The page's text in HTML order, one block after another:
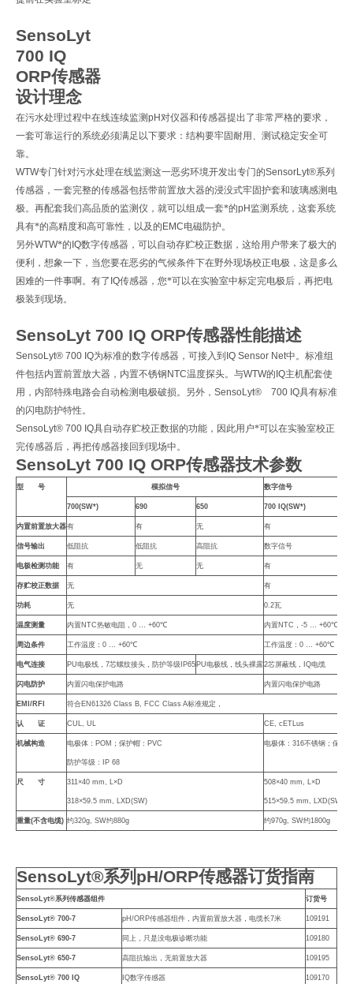
SensoLyt
700 IQ
ORP传感器
设计理念
在污水处理过程中在线连续监测pH对仪器和传感器提出了非常严格的要求，
一套可靠运行的系统必须满足以下要求：结构要牢固耐用、测试稳定安全可
靠。
WTW专门针对污水处理在线监测这一恶劣环境开发出专门的SensorLyt®系列
传感器，一套完整的传感器包括带前置放大器的浸没式牢固护套和玻璃感测电
极。再配套我们高品质的监测仪，就可以组成一套*的pH监测系统，这套系统
具有*的高精度和高可靠性，以及的EMC电磁防护。
另外WTW*的IQ数字传感器，可以自动存贮校正数据，这给用户带来了极大的
便利，想象一下，当您要在恶劣的气候条件下在野外现场校正电极，这是多么
困难的一件事啊。有了 IQ传感器，您*可以在实验室中标定完电极后，再把电
极装到现场。
SensoLyt 700 IQ ORP传感器性能描述
SensoLyt® 700 IQ为标准的数字传感器，可接入到IQ Sensor Net中。标准组
件包括内置前置放大器，内置不锈钢NTC温度探头。与WTW的IQ主机配套使
用，内部特殊电路会自动检测电极破损。另外， SensoLyt® 700 IQ具有标准
的闪电防护特性。
SensoLyt® 700 IQ具自动存贮校正数据的功能，因此用户*可以在实验室校正
完传感器后，再把传感器接回到现场中。
SensoLyt 700 IQ ORP传感器技术参数
型 号 模拟信号 数字信号
700(SW*) 690 650 700 IQ(SW*)
内置前置放大器有 有 无 有
信号输出 低阻抗 低阻抗 高阻抗 数字信号
电极检测功能 有 无 无 有
存贮校正数据 无 有
功耗 无 0.2瓦
温度测量 内置NTC热敏电阻， 0 … +60℃ 内置NTC -5 … +60℃
周边条件 工作温度： 0 … +60℃ 工作温度： 0 … +60℃
电气连接 PU电极线， 7芯螺纹接头，防护等级 IP65 PU电极线，线头裸露2芯屏蔽线， IQ电缆
闪电防护 内置闪电保护电路 内置闪电保护电路
EMI/RFI 符合EN61326 Class B, FCC Class A标准规定，
认 证 CUL, UL CE, cETLus
机械构造 电极体： POM ；保护帽： PVC
防护等级： IP 68
电极体： 316不锈钢；保护
尺 寸 311×40 mm, L×D
318×59.5 mm, LXD(SW)
508×40 mm, L×D
515×59.5 mm, LXD(SW)
重量(不含电缆) 约320g, SW约880g 约970g, SW约1800g
SensoLyt®系列 pH/ORP传感器订货指南
SensoLyt®系列传感器组件 订货号
SensoLyt® 700-7 pH/ORP传感器组件，内置前置放大器，电缆长7米 109191
SensoLyt® 690-7 同上，只是没电极诊断功能 109180
SensoLyt® 650-7 高阻抗输出，无前置放大器 109195
SensoLyt® 700 IQ IQ数字传感器 109170